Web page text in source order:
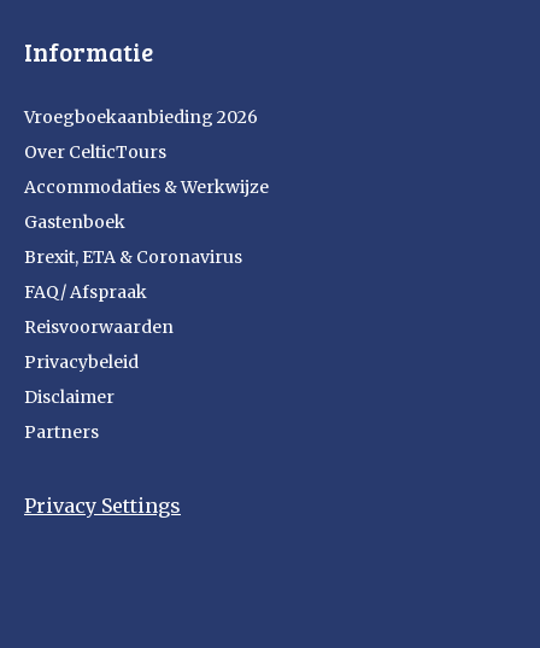
Informatie
Vroegboekaanbieding 2026
Over CelticTours
Accommodaties & Werkwijze
Gastenboek
Brexit, ETA & Coronavirus
FAQ/ Afspraak
Reisvoorwaarden
Privacybeleid
Disclaimer
Partners
Privacy Settings